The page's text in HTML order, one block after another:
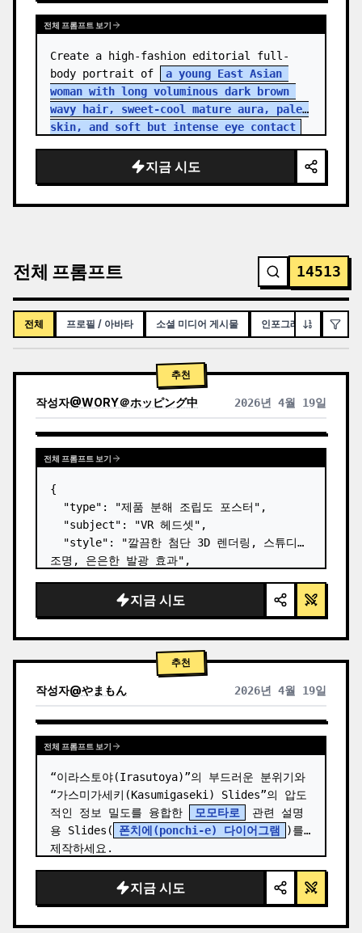
전체 프롬프트 보기
Create a high-fashion editorial full-
body portrait of
a young East Asian
woman with long voluminous dark brown
wavy hair, sweet-cool mature aura, pale
skin, and soft but intense eye contact
지금 시도
전체 프롬프트 14513
전체 프로필 / 아바타 소셜 미디어 게시물 인포그래픽 / 교육용 시
추천
작성자@WORY＠ホッピング中 2026년 4월 19일
전체 프롬프트 보기
{
  "type": "제품 분해 조립도 포스터",
  "subject": "VR 헤드셋",
  "style": "깔끔한 첨단 3D 렌더링, 스튜디오
조명, 은은한 발광 효과",
",
  "header": {
name\" default=\"…
지금 시도
추천
작성자@やまもん 2026년 4월 19일
다른 모델 결과 보기
전체 프롬프트 보기
“이라스토야(Irasutoya)”의 부드러운 분위기와
“가스미가세키(Kasumigaseki) Slides”의 압도
적인 정보 밀도를 융합한
모모타로
관련 설명
용 Slides(
폰치에(ponchi-e) 다이어그램
)를
제작하세요.
지금 시도